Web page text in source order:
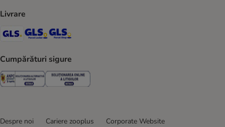
Livrare
GLS Shipping Method
GLS Locker Shipping Method
Cumpărături sigure
Security Security
Despre noi Cariere zooplus
Corporate Website